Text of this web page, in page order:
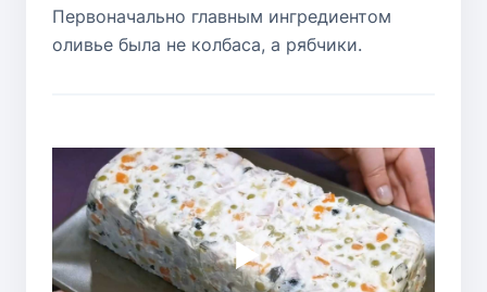
Первоначально главным ингредиентом
оливье была не колбаса, а рябчики.